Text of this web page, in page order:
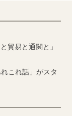
貿易と通関と」
これ話」がスタ